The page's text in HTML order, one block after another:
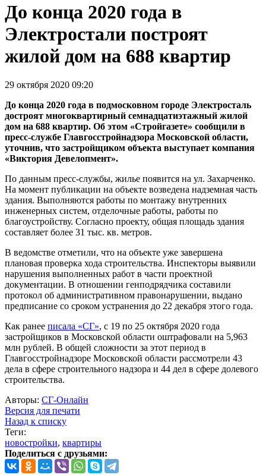
До конца 2020 года в
Электростали построят
жилой дом на 688 квартир
29 октября 2020 09:20
До конца 2020 года в подмосковном городе Электросталь
достроят многоквартирный семнадцатиэтажный жилой
дом на 688 квартир. Об этом «Стройгазете» сообщили в
пресс-службе Главгосстройнадзора Московской области,
уточнив, что застройщиком объекта выступает компания
«Виктория Девелопмент».
По данным пресс-службы, жилье появится на ул. Захарченко.
На момент публикации на объекте возведена надземная часть
здания. Выполняются работы по монтажу внутренних
инженерных систем, отделочные работы, работы по
благоустройству. Согласно проекту, общая площадь здания
составляет более 31 тыс. кв. метров.
В ведомстве отметили, что на объекте уже завершена
плановая проверка хода строительства. Инспекторы выявили
нарушения выполненных работ в части проектной
документации. В отношении генподрядчика составили
протокол об административном правонарушении, выдано
предписание со сроком устранения до 22 декабря этого года.
Как ранее писала «СГ», с 19 по 25 октября 2020 года
застройщиков в Московской области оштрафовали на 5,963
млн рублей. В общей сложности за этот период в
Главгосстройнадзоре Московской области рассмотрели 43
дела в сфере строительного надзора и 44 дел в сфере долевого
строительства.
Авторы: СГ-Онлайн
Версия для печати
Назад к списку
Теги:
новостройки, квартиры
Поделиться с друзьями: